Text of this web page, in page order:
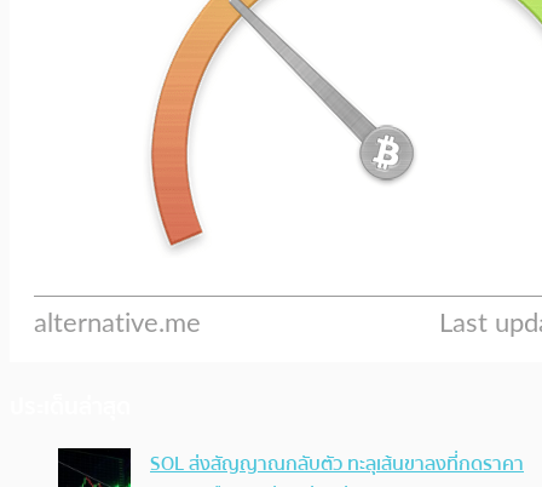
SOL ส่งสัญญาณกลับตัว ทะลุเส้นขาลงที่กดราคา